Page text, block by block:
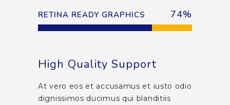
RETINA READY GRAPHICS 74%
High Quality Support
At vero eos et accusamus et iusto odio
dignissimos ducimus qui blanditiis